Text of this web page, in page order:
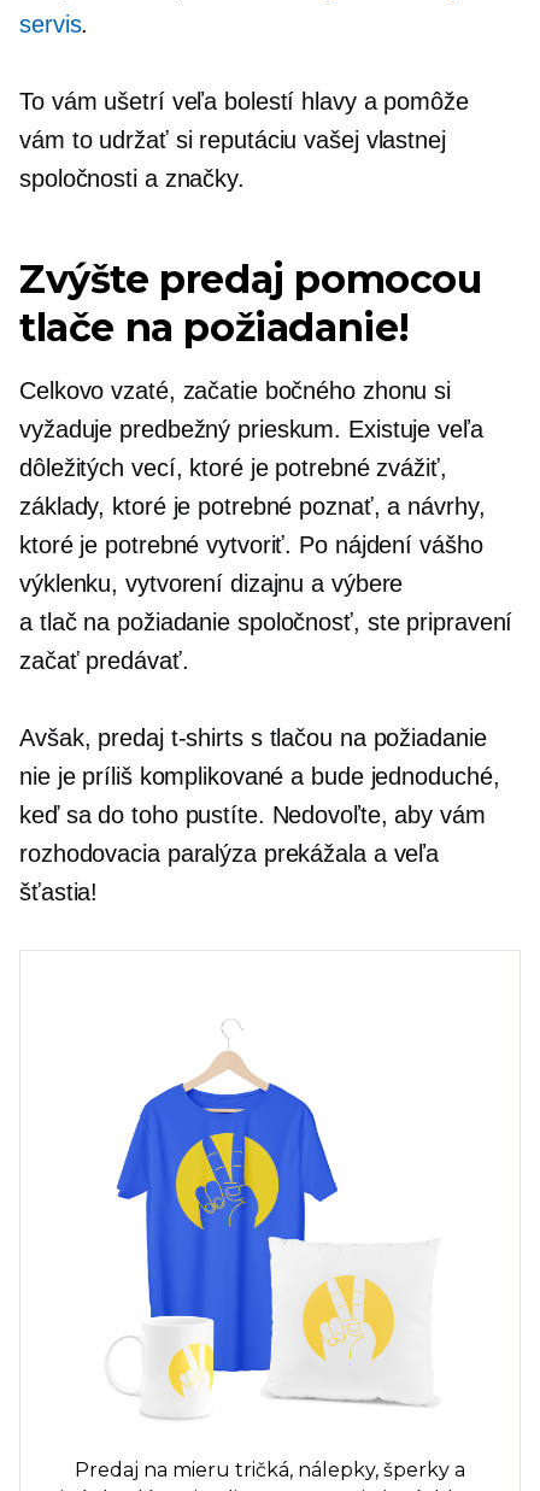
servis.
To vám ušetrí veľa bolestí hlavy a pomôže
vám to udržať si reputáciu vašej vlastnej
spoločnosti a značky.
Zvýšte predaj pomocou
tlače na požiadanie!
Celkovo vzaté, začatie bočného zhonu si
vyžaduje predbežný prieskum. Existuje veľa
dôležitých vecí, ktoré je potrebné zvážiť,
základy, ktoré je potrebné poznať, a návrhy,
ktoré je potrebné vytvoriť. Po nájdení vášho
výklenku, vytvorení dizajnu a výbere
a tlač na požiadanie spoločnosť, ste pripravení
začať predávať.
Avšak, predaj t-shirtss tlačou na požiadanie
nie je príliš komplikované a bude jednoduché,
keď sa do toho pustíte. Nedovoľte, aby vám
rozhodovacia paralýza prekážala a veľa
šťastia!
Predaj na mieru tričká, nálepky, šperky a